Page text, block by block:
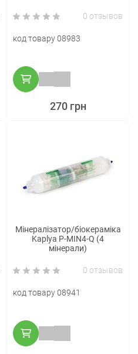
0 отзывов
код товару 08983
270 грн
Мінералізатор/біокераміка
Kaplya P-MIN4-Q (4
мінерали)
0 отзывов
код товару 08941